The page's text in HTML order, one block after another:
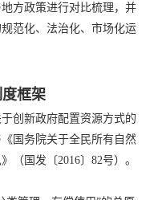
方政策进行对比梳理，并
范化、法治化、市场化运
框架
创新政府配置资源方式的
国务院关于全民所有自然
（国发〔2016〕82号）。